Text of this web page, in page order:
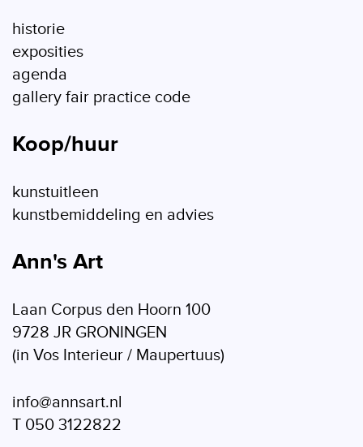
historie
exposities
agenda
gallery fair practice code
Koop/huur
kunstuitleen
kunstbemiddeling en advies
Ann's Art
Laan Corpus den Hoorn 100
9728 JR GRONINGEN
(in Vos Interieur / Maupertuus)
info@annsart.nl
T 050 3122822